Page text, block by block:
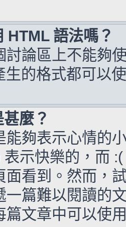
HTML 語法嗎？
討論區上不能夠
生的格式都可以
麼？
能夠表示心情的
表示快樂的，而
面看到。然而，
一篇難以閱讀的
篇文章中可以使